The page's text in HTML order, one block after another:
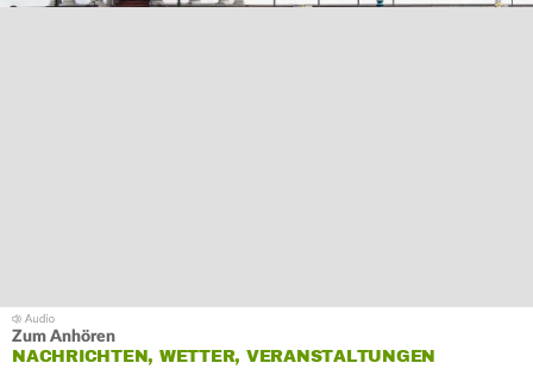
Zum Anhören
NACHRICHTEN, WETTER, VERANSTALTUNGEN